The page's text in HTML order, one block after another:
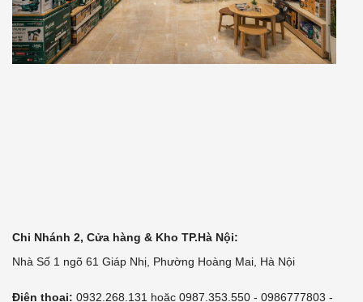
Chi Nhánh 2, Cửa hàng & Kho TP.Hà Nội:
Nhà Số 1 ngõ 61 Giáp Nhị, Phường Hoàng Mai, Hà Nội
Điện thoại: 0932.268.131 hoặc 0987.353.550 - 0986777803 -